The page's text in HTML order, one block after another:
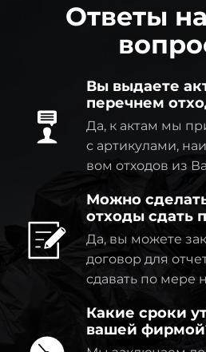
Ответы
Вы выдаете
перечнем
Да, к актам мы
с артикулами,
вом отходов из
Можно
отходы сдать
Да, вы можете
договор для
сдавать по мере
Какие сроки
вашей